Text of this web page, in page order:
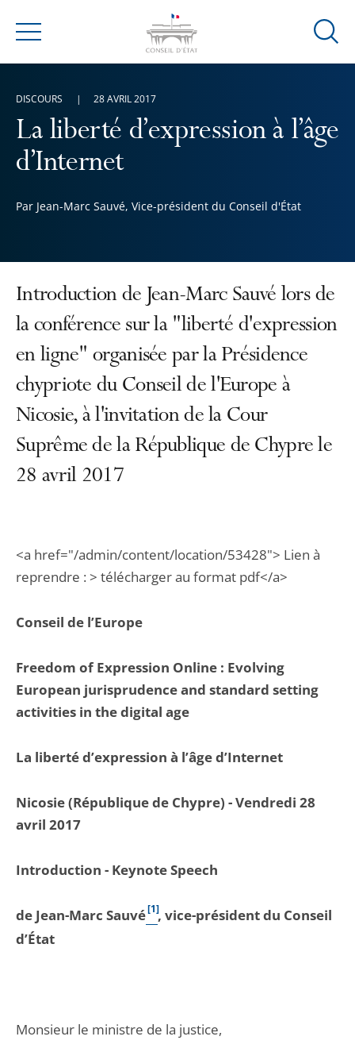
Menu
Ouvrir
La liberté d’expression à l’âge
d’Internet
Par Jean-Marc Sauvé, Vice-président du Conseil d'État
DISCOURS 28 AVRIL 2017
Introduction de Jean-Marc Sauvé lors de
la conférence sur la "liberté d'expression
en ligne" organisée par la Présidence
chypriote du Conseil de l'Europe à
Nicosie, à l'invitation de la Cour
Suprême de la République de Chypre le
28 avril 2017
<a href="/admin/content/location/53428"> Lien à
reprendre : > télécharger au format pdf</a>
Conseil de l’Europe
Freedom of Expression Online : Evolving
European jurisprudence and standard setting
activities in the digital age
La liberté d’expression à l’âge d’Internet
Nicosie (République de Chypre) - Vendredi 28
avril 2017
Introduction - Keynote Speech
de Jean-Marc Sauvé[1], vice-président du Conseil
d’État
Monsieur le ministre de la justice,